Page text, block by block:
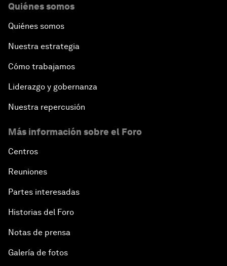
Quiénes somos
Quiénes somos
Nuestra estrategia
Cómo trabajamos
Liderazgo y gobernanza
Nuestra repercusión
Más información sobre el Foro
Centros
Reuniones
Partes interesadas
Historias del Foro
Notas de prensa
Galería de fotos